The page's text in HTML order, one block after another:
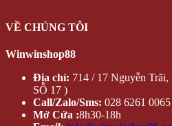
VỀ CHÚNG TÔI
Winwinshop88
Địa chỉ: 714 / 17 Nguyễn Trãi,
SỐ 17 )
Call/Zalo/Sms: 028 6261
Mở Cửa :8h30-18h